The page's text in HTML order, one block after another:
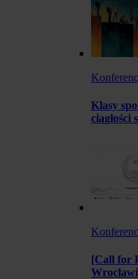
Klasy
[Call for